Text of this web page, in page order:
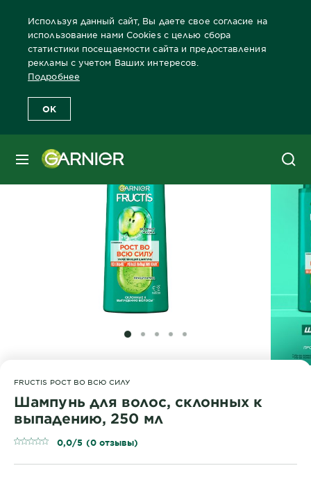
Используя данный сайт, Вы даете свое согласие на
использование нами Cookies с целью сбора
статистики посещаемости сайта и предоставления
рекламы с учетом Ваших интересов.
Подробнее
OK
МЕНЮ
Главная Волосы
SLIDE 1
SLIDE 2
SLIDE 3
SLIDE 4
SLIDE 5
FRUCTIS РОСТ ВО ВСЮ СИЛУ
Шампунь для волос, склонных к
выпадению, 250 мл
0,0/5 (0 отзывы)